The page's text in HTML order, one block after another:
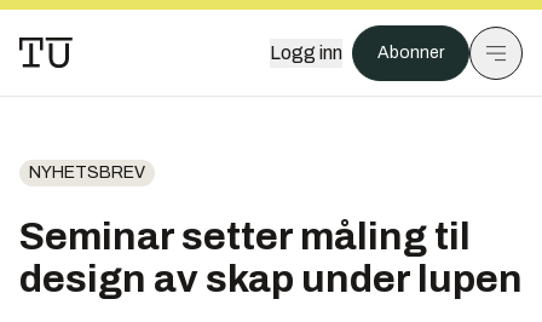
Logg inn Abonner
NYHETSBREV
Seminar setter måling til
design av skap under lupen